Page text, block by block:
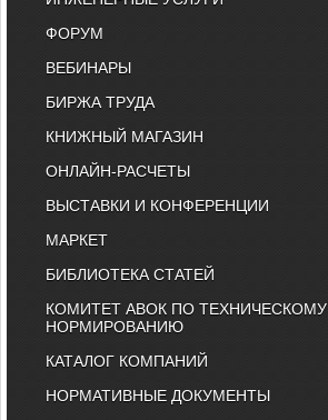
ФОРУМ
ВЕБИНАРЫ
БИРЖА ТРУДА
КНИЖНЫЙ МАГАЗИН
ОНЛАЙН-РАСЧЕТЫ
ВЫСТАВКИ И КОНФЕРЕНЦИИ
МАРКЕТ
БИБЛИОТЕКА СТАТЕЙ
КОМИТЕТ АВОК ПО ТЕХНИЧЕСКОМУ
НОРМИРОВАНИЮ
КАТАЛОГ КОМПАНИЙ
НОРМАТИВНЫЕ ДОКУМЕНТЫ